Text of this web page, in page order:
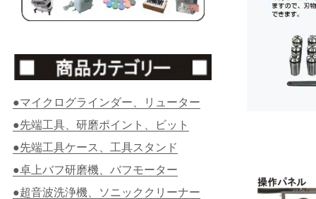
●マイクログラインダー、リューター
●先端工具、研磨ポイント、ビット
●先端工具ケース、工具スタンド
●卓上バフ研磨機、バフモーター
●超音波洗浄機、ソニッククリーナー